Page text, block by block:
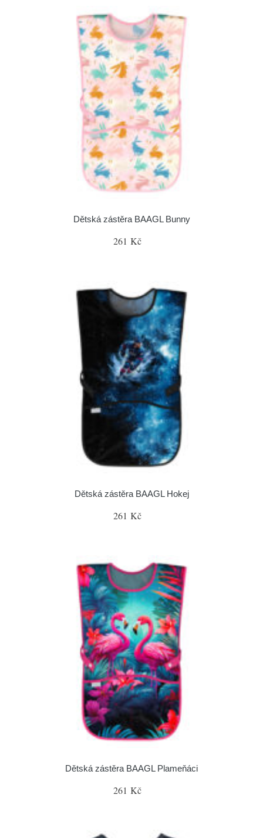
Dětská zástěra BAAGL Bunny
261 Kč
Dětská zástěra BAAGL Hokej
261 Kč
Dětská zástěra BAAGL Plameňáci
261 Kč